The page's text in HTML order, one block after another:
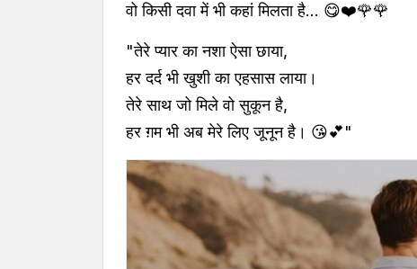
वो किसी दवा में भी कहां मिलता है... 😋❤️🌹🌹
"तेरे प्यार का नशा ऐसा छाया,
हर दर्द भी खुशी का एहसास लाया।
तेरे साथ जो मिले वो सुकून है,
हर ग़म भी अब मेरे लिए जूनून है। 😘💕"